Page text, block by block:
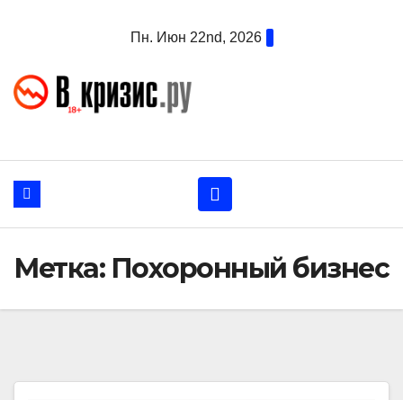
Пн. Июн 22nd, 2026
Метка: Похоронный бизнес